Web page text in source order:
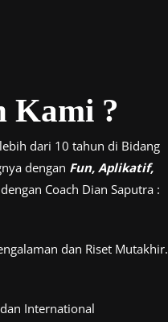
Kami ?
dari 10 tahun di Bidang
dengan Fun, Aplikatif,
Coach Dian Saputra :
dan Riset Mutakhir.
International